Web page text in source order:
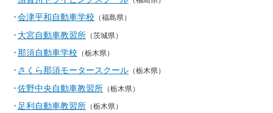
会津平和自動車学校 （福島県）
大宮自動車教習所 （茨城県）
那須自動車学校 （栃木県）
さくら那須モータースクール （栃木県）
佐野中央自動車教習所 （栃木県）
足利自動車教習所 （栃木県）